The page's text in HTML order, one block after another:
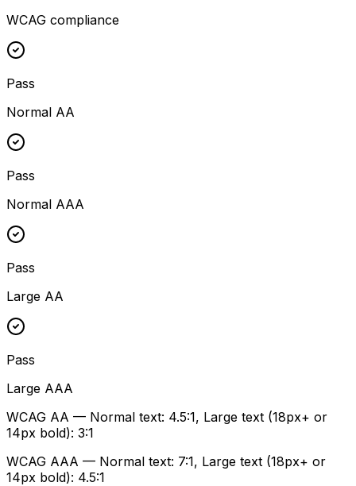
WCAG compliance
Pass
Normal AA
Pass
Normal AAA
Pass
Large AA
Pass
Large AAA
WCAG AA — Normal text: 4.5:1, Large text (18px+ or
14px bold): 3:1
WCAG AAA — Normal text: 7:1, Large text (18px+ or
14px bold): 4.5:1